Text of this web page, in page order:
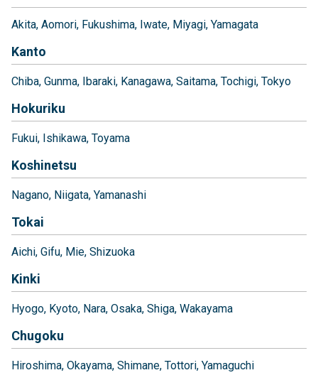
Akita Aomori Fukushima Iwate Miyagi Yamagata
Kanto
Chiba Gunma Ibaraki Kanagawa Saitama Tochigi Tokyo
Hokuriku
Fukui Ishikawa Toyama
Koshinetsu
Nagano Niigata Yamanashi
Tokai
Aichi Gifu Mie Shizuoka
Kinki
Hyogo Kyoto Nara Osaka Shiga Wakayama
Chugoku
Hiroshima Okayama Shimane Tottori Yamaguchi